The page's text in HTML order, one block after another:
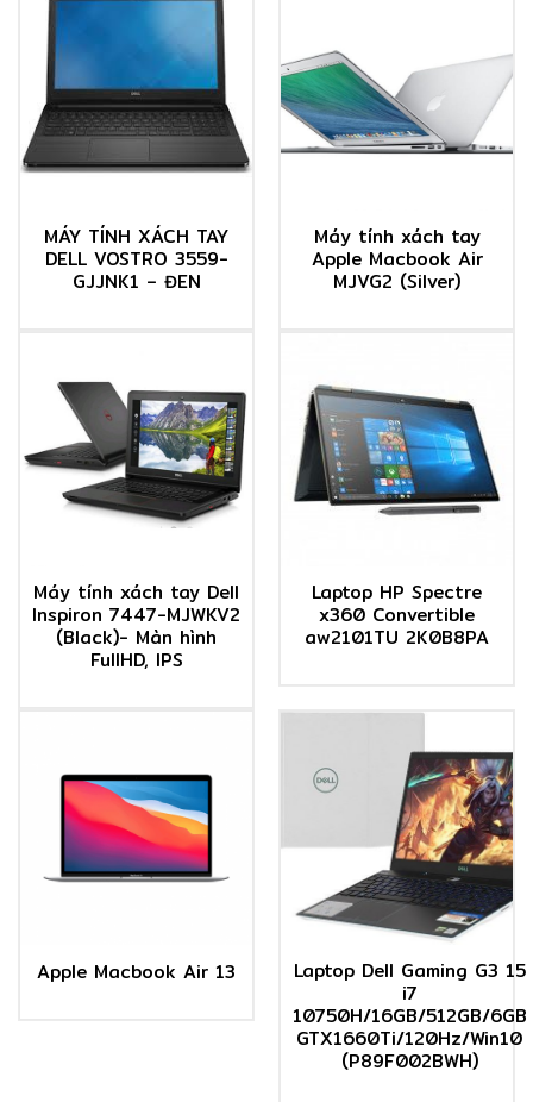
MÁY TÍNH XÁCH TAY
DELL VOSTRO 3559-
GJJNK1 – ĐEN
Máy tính xách tay
Apple Macbook Air
MJVG2 (Silver)
Máy tính xách tay Dell
Inspiron 7447-MJWKV2
(Black)- Màn hình
FullHD, IPS
Laptop HP Spectre
x360 Convertible
aw2101TU 2K0B8PA
Apple Macbook Air 13
Laptop Dell Gaming G3 15
i7
10750H/16GB/512GB/6GB
GTX1660Ti/120Hz/Win10
(P89F002BWH)